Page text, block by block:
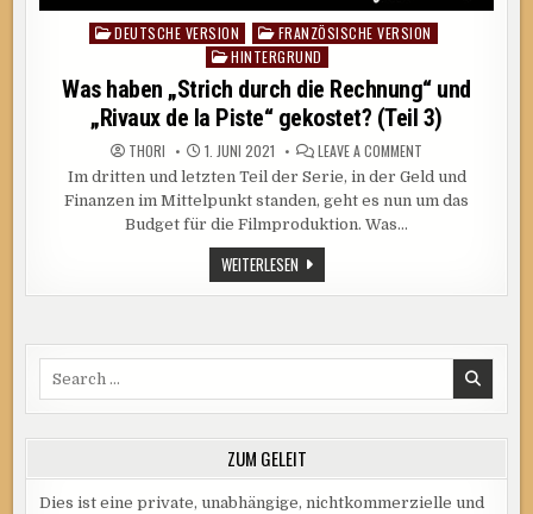
Posted
DEUTSCHE VERSION
FRANZÖSISCHE VERSION
HINTERGRUND
Was haben „Strich durch die Rechnung“ und
„Rivaux de la Piste“ gekostet? (Teil 3)
THORI 1. JUNI 2021 LEAVE A COMMENT
HABEN
„STRICH
DURCH
LA
3)
Im dritten und letzten Teil der Serie, in der Geld und
Finanzen im Mittelpunkt standen, geht es nun um das
Budget für die Filmproduktion. Was…
WEITERLESENWAS
HABEN
„STRICH
RECHNUNG“
UND
LA
PISTE“
GEKOSTET?
(TEIL
3)
ZUM GELEIT
Dies ist eine private, unabhängige, nichtkommerzielle und